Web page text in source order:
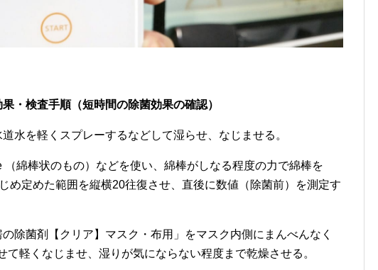
・検査手順（短時間の除菌効果の確認）
水を軽くスプレーするなどして湿らせ、なじませる。
（綿棒状のもの）などを使い、綿棒がしなる程度の力で綿棒を
め定めた範囲を縦横20往復させ、直後に数値（除菌前）を測定す
の除菌剤【クリア】マスク・布用」をマスク内側にまんべんなく
て軽くなじませ、湿りが気にならない程度まで乾燥させる。